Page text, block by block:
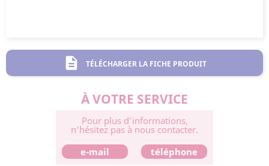
description TÉLÉCHARGER LA FICHE PRODUIT
À VOTRE SERVICE
Pour plus d’informations,
n’hésitez pas à nous contacter.
e-mail
téléphone